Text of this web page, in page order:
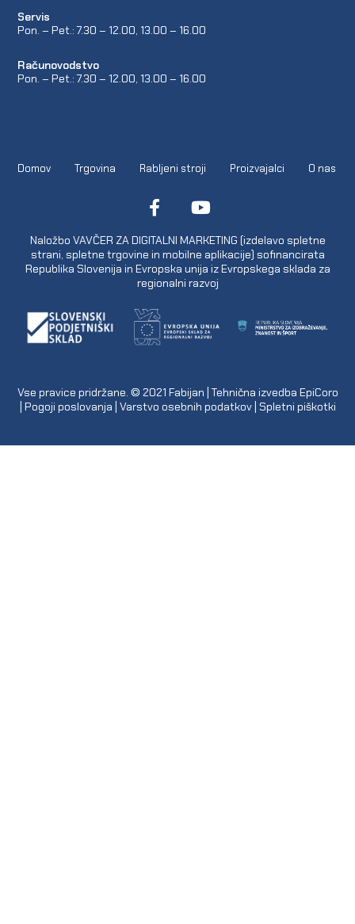
Servis
Pon. – Pet.: 7.30 – 12.00, 13.00 – 16.00
Računovodstvo
Pon. – Pet.: 7.30 – 12.00, 13.00 – 16.00
Domov Trgovina Rabljeni stroji Proizvajalci O nas
Naložbo VAVČER ZA DIGITALNI MARKETING (izdelavo spletne
strani, spletne trgovine in mobilne aplikacije) sofinancirata
Republika Slovenija in Evropska unija iz Evropskega sklada za
regionalni razvoj
Vse pravice pridržane. © 2021 Fabijan | Tehnična izvedba EpiCoro
Pogoji poslovanja Varstvo osebnih podatkov| Spletni piškotki